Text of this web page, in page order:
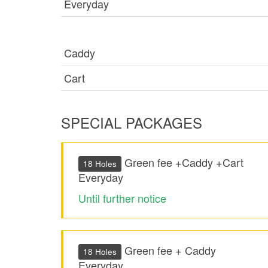
Everyday
Caddy
Cart
SPECIAL PACKAGES
18 Holes
Green fee +Caddy +Cart
Everyday
Until further notice
18 Holes
Green fee + Caddy